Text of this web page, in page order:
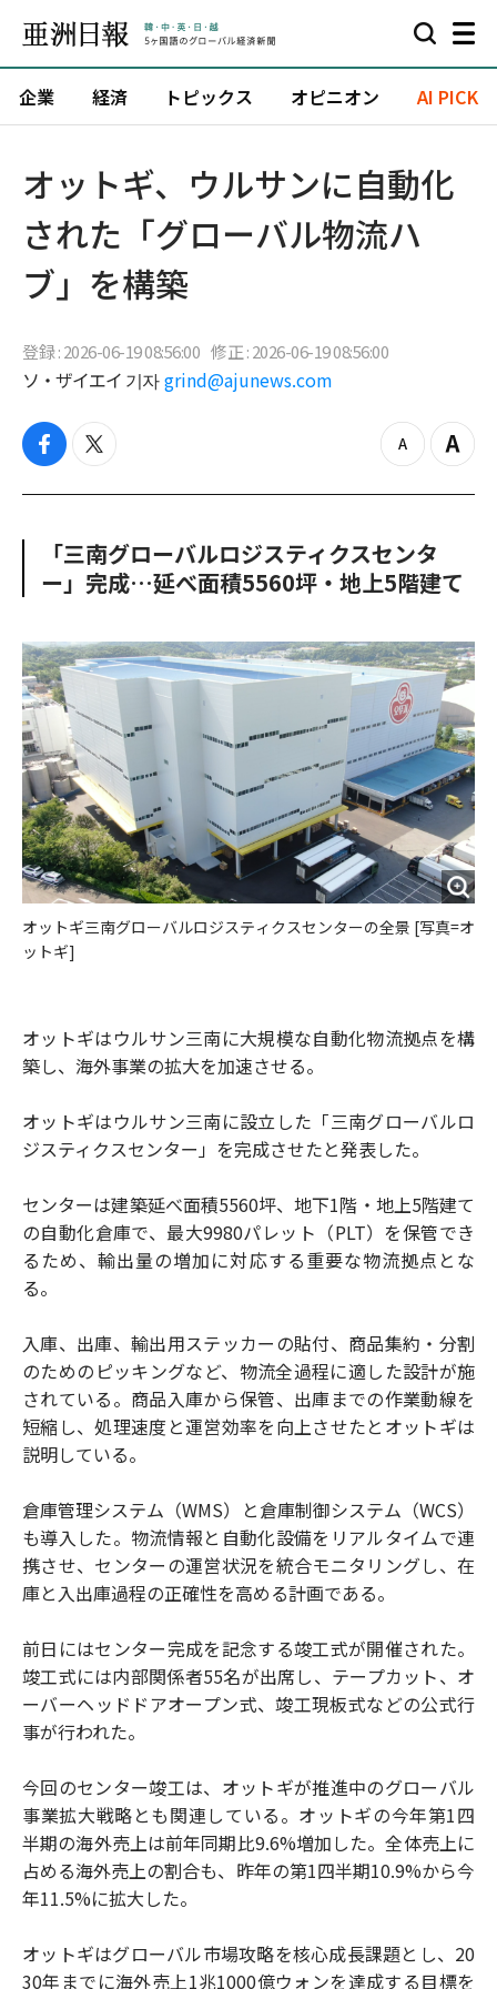
企業 経済 トピックス オピニオン AI PICK
オットギ、ウルサンに自動化
された「グローバル物流ハ
ブ」を構築
登録 : 2026-06-19 08:56:00 修正 : 2026-06-19 08:56:00
ソ・ザイエイ 기자 grind@ajunews.com
f
c
o
t
i
e
r
z
o
u
t
Z
o
「三南グローバルロジスティクスセンタ
ー」完成…延べ面積5560坪・地上5階建て
オットギ三南グローバルロジスティクスセンターの全景 [写真=オ
ットギ]
オットギはウルサン三南に大規模な自動化物流拠点を構
築し、海外事業の拡大を加速させる。
オットギはウルサン三南に設立した「三南グローバルロ
ジスティクスセンター」を完成させたと発表した。
センターは建築延べ面積5560坪、地下1階・地上5階建て
の自動化倉庫で、最大9980パレット（PLT）を保管でき
るため、輸出量の増加に対応する重要な物流拠点とな
る。
入庫、出庫、輸出用ステッカーの貼付、商品集約・分割
のためのピッキングなど、物流全過程に適した設計が施
されている。商品入庫から保管、出庫までの作業動線を
短縮し、処理速度と運営効率を向上させたとオットギは
説明している。
倉庫管理システム（WMS）と倉庫制御システム（WCS）
も導入した。物流情報と自動化設備をリアルタイムで連
携させ、センターの運営状況を統合モニタリングし、在
庫と入出庫過程の正確性を高める計画である。
前日にはセンター完成を記念する竣工式が開催された。
竣工式には内部関係者55名が出席し、テープカット、オ
ーバーヘッドドアオープン式、竣工現板式などの公式行
事が行われた。
今回のセンター竣工は、オットギが推進中のグローバル
事業拡大戦略とも関連している。オットギの今年第1四
半期の海外売上は前年同期比9.6%増加した。全体売上に
占める海外売上の割合も、昨年の第1四半期10.9%から今
年11.5%に拡大した。
オットギはグローバル市場攻略を核心成長課題とし、20
30年までに海外売上1兆1000億ウォンを達成する目標を